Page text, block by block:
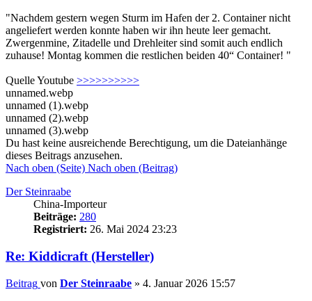
"Nachdem gestern wegen Sturm im Hafen der 2. Container nicht
angeliefert werden konnte haben wir ihn heute leer gemacht.
Zwergenmine, Zitadelle und Drehleiter sind somit auch endlich
zuhause! Montag kommen die restlichen beiden 40“ Container! "
Quelle Youtube >>>>>>>>>>
unnamed.webp
unnamed (1).webp
unnamed (2).webp
unnamed (3).webp
Du hast keine ausreichende Berechtigung, um die Dateianhänge
dieses Beitrags anzusehen.
Nach oben (Seite) Nach oben (Beitrag)
Der Steinraabe
China-Importeur
Beiträge: 280
Registriert: 26. Mai 2024 23:23
Re: Kiddicraft (Hersteller)
Beitrag von Der Steinraabe » 4. Januar 2026 15:57